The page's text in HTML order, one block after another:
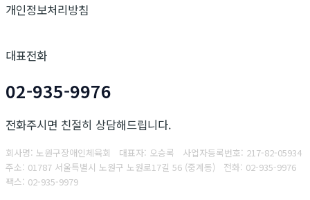
개인정보처리방침
대표전화
02-935-9976
전화주시면 친절히 상담해드립니다.
회사명: 노원구장애인체육회 대표자: 오승록 사업자등록번호: 217-82-05934
주소: 01787 서울특별시 노원구 노원로17길 56 (중계동) 전화: 02-935-9976
팩스: 02-935-9979